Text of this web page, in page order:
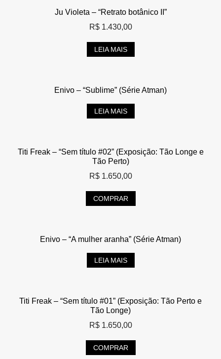
Ju Violeta – “Retrato botânico II”
R$1.430,00
LEIA MAIS
Enivo – “Sublime” (Série Atman)
LEIA MAIS
Titi Freak – “Sem título #02” (Exposição: Tão Longe e
Tão Perto)
R$1.650,00
COMPRAR
Enivo – “A mulher aranha” (Série Atman)
LEIA MAIS
Titi Freak – “Sem título #01” (Exposição: Tão Perto e
Tão Longe)
R$1.650,00
COMPRAR